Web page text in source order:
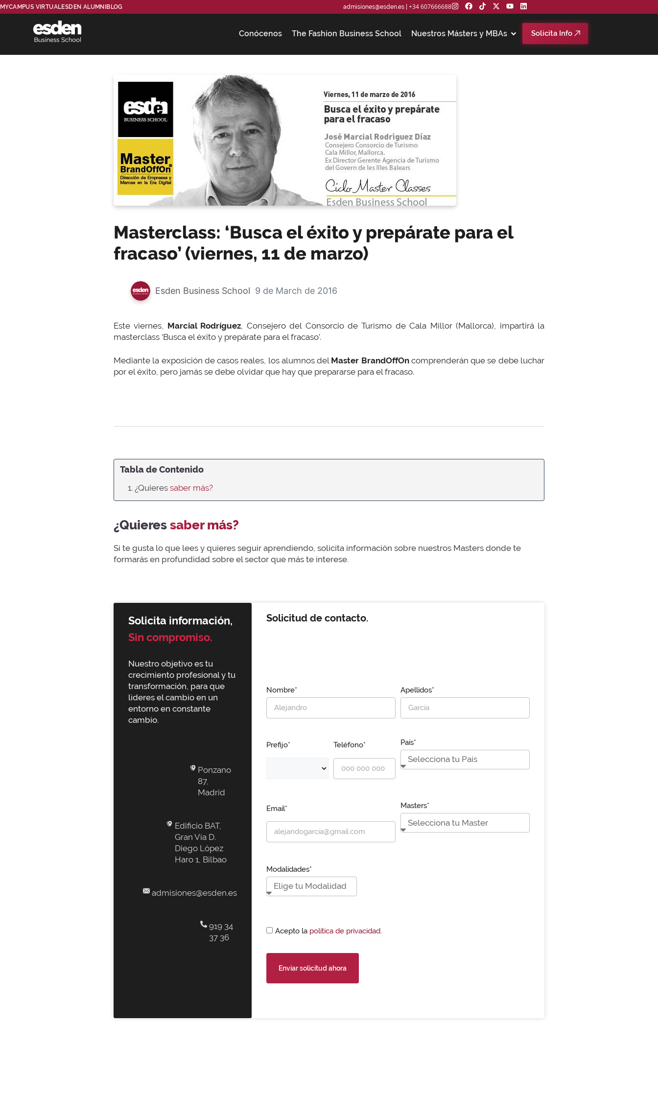
MYCAMPUS VIRTUALESDEN ALUMNI BLOG admisiones@esden.es| +34 607666688
Conócenos The Fashion Business School Nuestros Másters y MBAs Solicita Info
Masterclass: ‘Busca el éxito y prepárate para el
fracaso’ (viernes, 11 de marzo)
Esden Business School 9 de March de 2016
Este viernes, Marcial Rodríguez , Consejero del Consorcio de Turismo de Cala Millor (Mallorca), impartirá la
masterclass ‘Busca el éxito y prepárate para el fracaso’.
Mediante la exposición de casos reales, los alumnos del Master BrandOffOncomprenderán que se debe luchar
por el éxito, pero jamás se debe olvidar que hay que prepararse para el fracaso.
Tabla de Contenido
1. ¿Quieres saber más?
¿Quieressaber más?
Si te gusta lo que lees y quieres seguir aprendiendo, solicita información sobre nuestros Masters donde te
formarás en profundidad sobre el sector que más te interese.
Solicita información,
Sin compromiso.
Nuestro objetivo es tu
crecimiento profesional y tu
transformación, para que
lideres el cambio en un
entorno en constante
cambio.
Ponzano
87,
Madrid
Edificio BAT,
Gran Vía D.
Diego López
Haro 1, Bilbao
admisiones@esden.es
919 34
37 36
Solicitud de contacto.
Nombre* Apellidos*
Prefijo* Teléfono* País*
Email* Masters*
Modalidades*
Acepto la política de privacidad.
Enviar solicitud ahora